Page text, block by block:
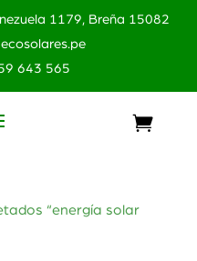
1179, Breña 15082
643 565
“energía solar